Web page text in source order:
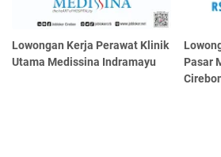
Lowongan Kerja Perawat Klinik
Utama Medissina Indramayu
Pasar